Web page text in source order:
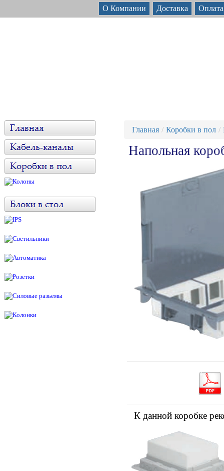
Напольная
К данной коробке
Главная Коробки в пол
О Компании Доставка Оплата